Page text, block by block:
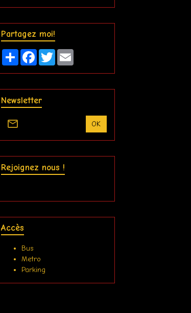
Partagez moi!
PartagerFacebook
TwitterEmail
Newsletter
OK
Rejoignez nous !
Accès
Bus
Metro
Parking